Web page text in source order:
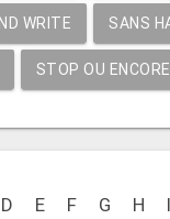
WRITE SANS
STOP OU ENCORE
D E F G H I